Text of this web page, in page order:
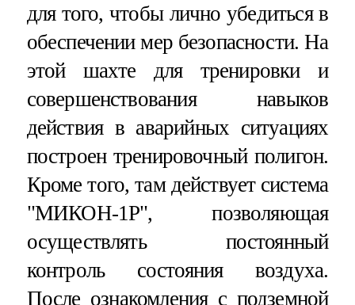
для того, чтобы лично убедиться в
обеспечении мер безопасности. На
этой шахте для тренировки и
совершенствования навыков
действия в аварийных ситуациях
построен тренировочный полигон.
Кроме того, там действует система
"МИКОН-1Р", позволяющая
осуществлять постоянный
контроль состояния воздуха.
После ознакомления с подземной